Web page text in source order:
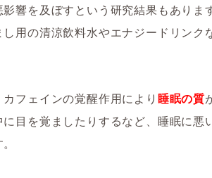
響を及ぼすという研究結果もありま
用の清涼飲料水やエナジードリンク
フェインの覚醒作用により 睡眠の質
目を覚ましたりするなど、睡眠に悪